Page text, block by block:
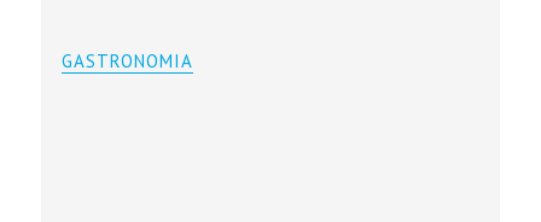
GASTRONOMIA